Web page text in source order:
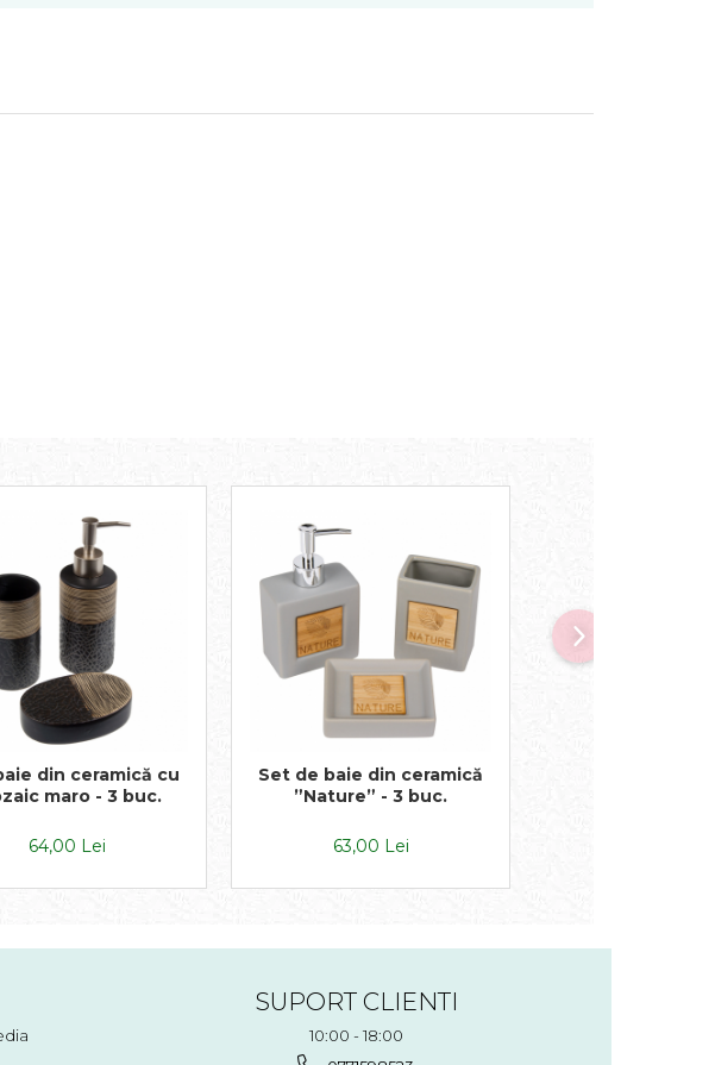
din ceramică cu
maro - 3 buc.
64,00 Lei
Set de baie din ceramică
”Nature” - 3 buc.
63,00 Lei
SUPORT CLIENTI
10:00 - 18:00